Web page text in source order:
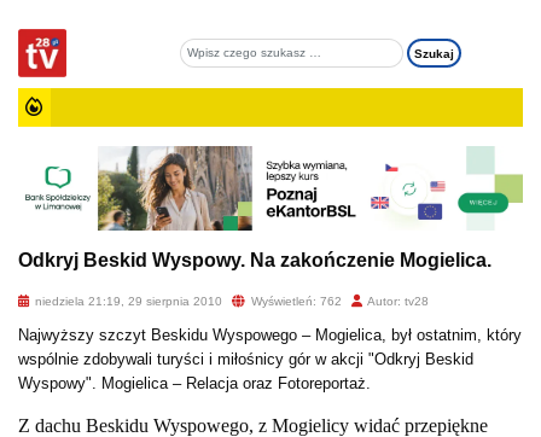
Odkryj Beskid Wyspowy. Na zakończenie Mogielica.
niedziela 21:19, 29 sierpnia 2010 Wyświetleń: 762 Autor: tv28
Najwyższy szczyt Beskidu Wyspowego – Mogielica, był ostatnim, który
wspólnie zdobywali turyści i miłośnicy gór w akcji "Odkryj Beskid
Wyspowy". Mogielica – Relacja oraz Fotoreportaż.
Z dachu Beskidu Wyspowego, z Mogielicy widać przepiękne